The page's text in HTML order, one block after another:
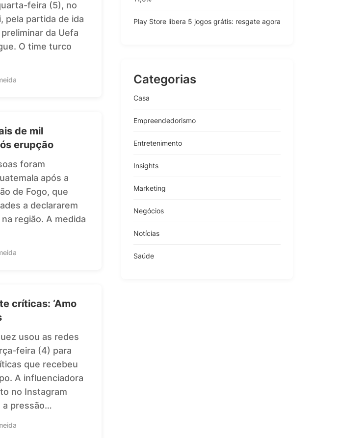
feira (5), no
pela partida de ida
da Uefa
O time turco
de mil
erupção
foram
após a
de Fogo, que
a declararem
região. A medida
críticas: ‘Amo
usou as redes
feira (4) para
que recebeu
A influenciadora
no Instagram
a pressão…
Play Store libera 5 jogos grátis: resgate agora
Categorias
Casa
Empreendedorismo
Entretenimento
Insights
Marketing
Negócios
Notícias
Saúde